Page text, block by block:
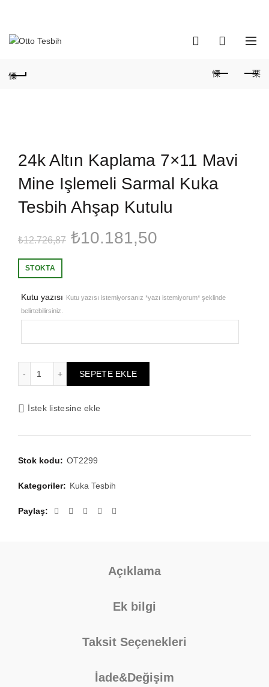
24k Altın Kaplama 7×11 Mavi
Mine Işlemeli Sarmal Kuka
Tesbih Ahşap Kutulu
₺12.726,87 Orijinal
₺10.181,50
₺10.181,50.
STOKTA
Kutu yazısı Kutu yazısı istemiyorsanız *yazı istemiyorum* şeklinde
belirtebilirsiniz.
SEPETE EKLE
İstek listesine ekle
Stok kodu: OT2299
Kategoriler: Kuka Tesbih
Paylaş
Açıklama
Ek bilgi
Taksit Seçenekleri
İade&Değişim